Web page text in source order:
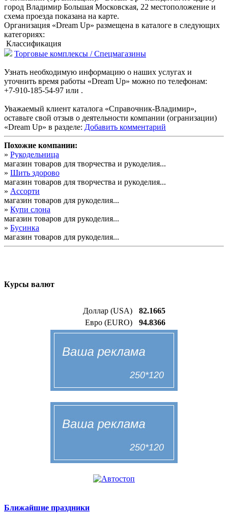
город Владимир Большая Московская, 22 местоположение и
схема проезда показана на карте.
Организация «Dream Up» размещена в каталоге в следующих
категориях:
Классификация
Торговые комплексы / Спецмагазины
Узнать необходимую информацию о наших услугах и
уточнить время работы «Dream Up» можно по телефонам:
+7-910-185-54-97 или .
Уважаемый клиент каталога «Справочник-Владимир»,
оставьте свой отзыв о деятельности компании (огранизации)
«Dream Up» в разделе: Добавить комментарий
Похожие компании:
» Рукодельница
магазин товаров для творчества и рукоделия...
» Шить здорово
магазин товаров для творчества и рукоделия...
» Ассорти
магазин товаров для рукоделия...
» Купи слона
магазин товаров для рукоделия...
» Бусинка
магазин товаров для рукоделия...
Курсы валют
Доллар (USA)
82.1665
Евро (EURO)
94.8366
Ближайшие праздники